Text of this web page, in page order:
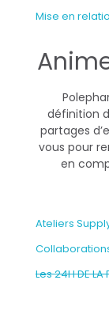
Mise en
définition
partages
vous pour
en
Ateliers
Les 24H DE LA